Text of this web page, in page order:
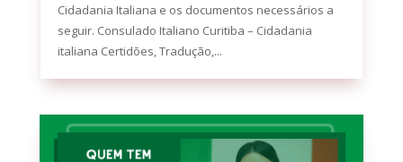
Cidadania Italiana e os documentos necessários a
seguir. Consulado Italiano Curitiba – Cidadania
italiana Certidões, Tradução,...